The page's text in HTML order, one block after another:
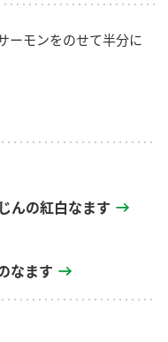
ーモンをのせて半分に
んの紅白なます
なます